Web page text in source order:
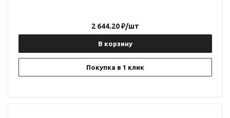
В корзину
Покупка в 1 клик
2 644.20₽/шт